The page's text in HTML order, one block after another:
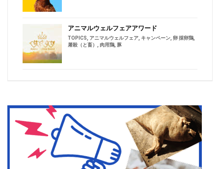
アニマルウェルフェアアワード
TOPICS アニマルウェルフェア キャンペーン 卵 採卵鶏
屠殺（と畜）
肉用鶏 豚